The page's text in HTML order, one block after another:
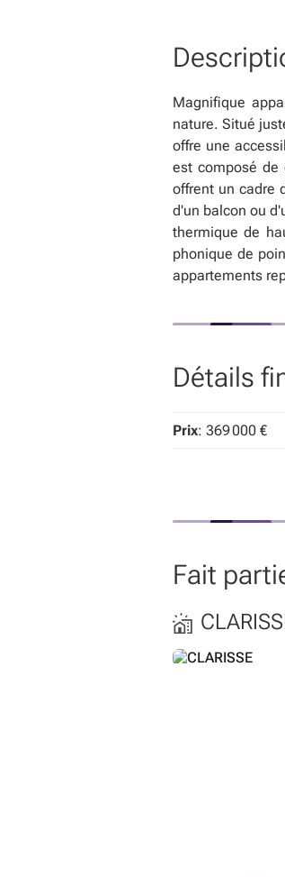
Magnifique
nature. Situé
offre une
est composé de
offrent un cadre
d'un balcon ou
thermique de
phonique de
appartements
Détails
Prix: 369 000 €
Fait